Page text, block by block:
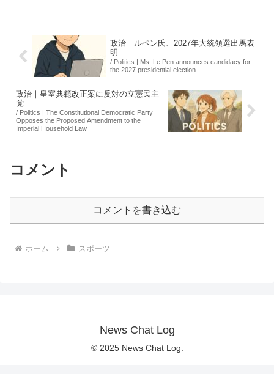
政治｜ルペン氏、2027年大統領選出馬表
明
/ Politics | Ms. Le Pen announces candidacy for
the 2027 presidential election.
政治｜皇室典範改正案に反対の立憲民主
党
/ Politics | The Constitutional Democratic Party
Opposes the Proposed Amendment to the
Imperial Household Law
コメント
コメントを書き込む
ホーム スポーツ
News Chat Log
© 2025 News Chat Log.